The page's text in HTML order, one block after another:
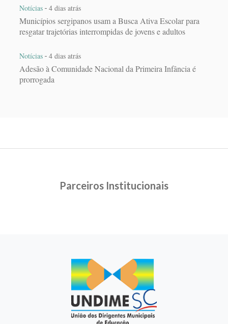
Notícias - 4 dias atrás
Municípios sergipanos usam a Busca Ativa Escolar para
resgatar trajetórias interrompidas de jovens e adultos
Notícias - 4 dias atrás
Adesão à Comunidade Nacional da Primeira Infância é
prorrogada
Parceiros Institucionais